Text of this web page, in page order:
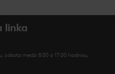
linka
sobota medzi 8:00 a 17:00 hodinou,